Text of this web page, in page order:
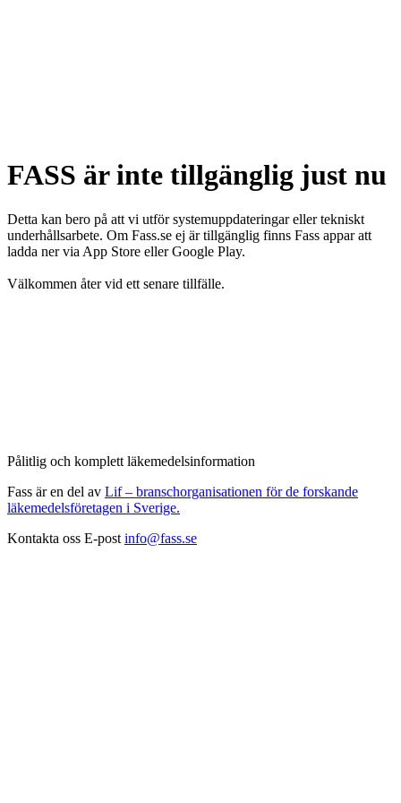
FASS är inte tillgänglig just nu
Detta kan bero på att vi utför systemuppdateringar eller tekniskt
underhållsarbete. Om Fass.se ej är tillgänglig finns Fass appar att
ladda ner via App Store eller Google Play.
Välkommen åter vid ett senare tillfälle.
Pålitlig och komplett läkemedelsinformation
Fass är en del av Lif – branschorganisationen för de forskande
läkemedelsföretagen i Sverige.
Kontakta oss E-post info@fass.se